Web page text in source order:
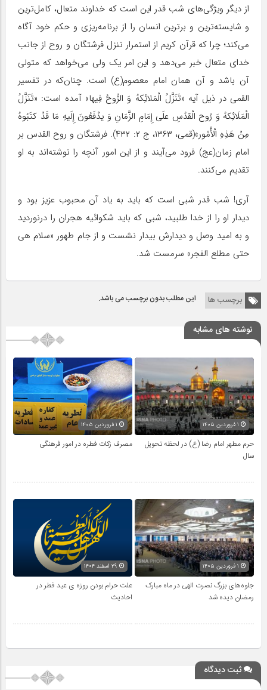
از دیگر ویژگی‌های شب قدر این است که خداوند متعال، کامل‌ترین
و شایسته‌ترین و برترین انسان را از برنامه‌ریزی و حکم خود آگاه
می‌کند؛ چرا که قرآن کریم از استمرار تنزل فرشتگان و روح از جانب
خدای متعال خبر می‌دهد و این امر یک ولی می‌خواهد که متولی
آن باشد و آن همان امام معصوم(ع) است. چنان‌که در تفسیر
القمی در ذیل آیه «تَنَزَّلُ الْمَلائِکهُ وَ الرُّوحُ فِیها» آمده است: «تَنَزَّلُ
الْمَلَائِکهُ وَ رُوح الْقدُسِ علَی إِمَامِ الزَّمَانِ وَ یدْفَعُونَ إِلَیهِ مَا قَدْ کتَبُوهُ
مِنْ هَذِهِ الْأُمُور»(قمی، ۱۳۶۳، ج ۲: ۴۳۲). فرشتگان و روح القدس بر
امام زمان(عج) فرود می‌آیند و از این امور آنچه را نوشته‌اند به او
تقدیم می‌کنند.
آری! شب قدر شبی است که باید به یاد آن محبوب عزیز بود و
دیدار او را از خدا طلبید، شبی که باید شکوائیه هجران را درنوردید
و به امید وصل و دیدارش بیدار نشست و از جام طهور «سلام هی
حتی مطلع الفجر» سرمست شد.
برچسب ها این مطلب بدون برچسب می باشد.
نوشته های مشابه
حرم مطهر امام رضا (ع) در لحظه تحویل
سال
مصرف زکات فطره در امور فرهنگی
جلوه‌های بزرگ نصرت الهی در ماه مبارک
رمضان دیده شد
علت حرام بودن روزه ی عید فطر در
احادیث
ثبت دیدگاه